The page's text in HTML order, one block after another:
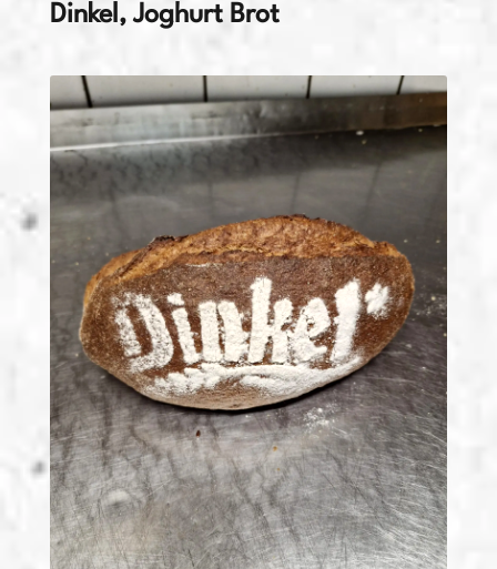
Dinkel, Joghurt Brot